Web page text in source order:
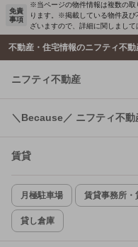
免責
事項
※当ページの物件情報は複数の取
ります。※掲載している物件及
ざいますので、詳細に関しまし
不動産・住宅情報のニフティ不動
ニフティ不動産
＼Because／ ニフティ不動
賃貸
月極駐車場 賃貸事務所・
貸し倉庫